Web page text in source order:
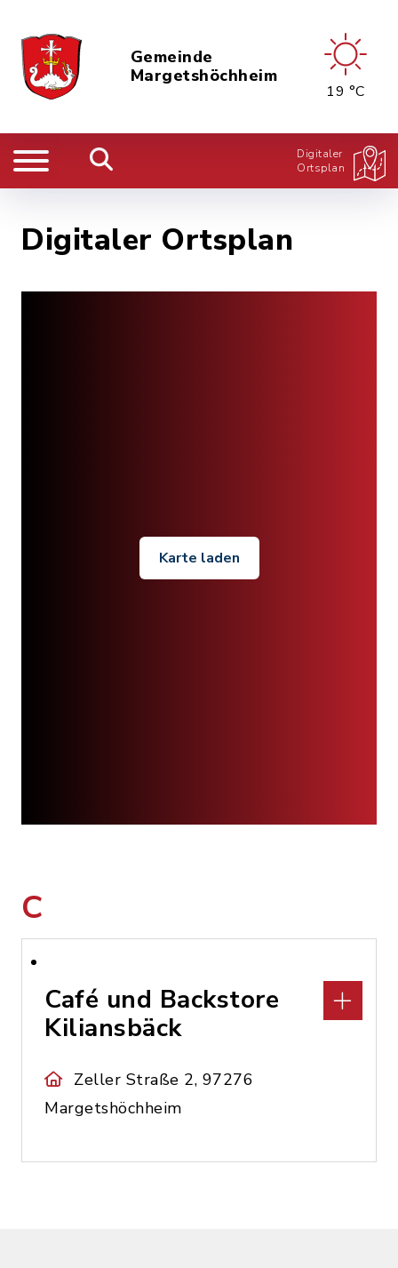
Gemeinde
Margetshöchheim
19 °C
Digitaler
Ortsplan
Digitaler Ortsplan
Karte laden
C
Café und Backstore
Kiliansbäck
Zeller Straße 2, 97276
Margetshöchheim